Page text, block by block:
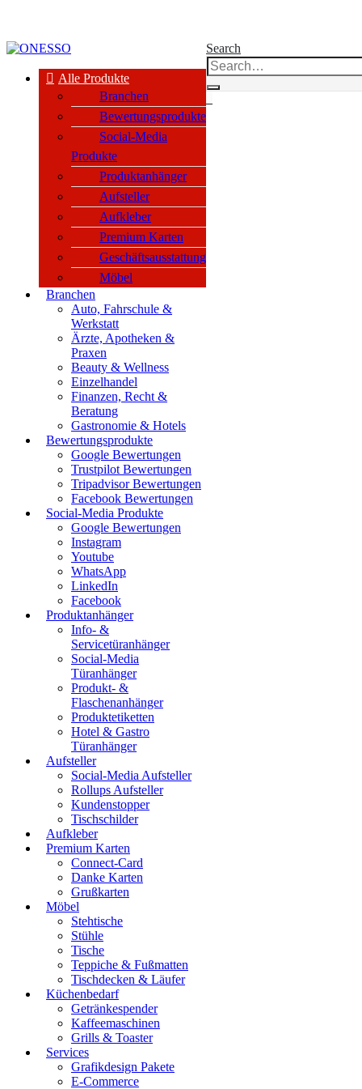
Alle Produkte
Branchen
Bewertungsprodukte
Social-Media
Produkte
Produktanhänger
Aufsteller
Aufkleber
Premium Karten
Geschäftsausstattung
Möbel
Branchen
Auto, Fahrschule &
Werkstatt
Ärzte, Apotheken &
Praxen
Beauty & Wellness
Einzelhandel
Finanzen, Recht &
Beratung
Gastronomie & Hotels
Bewertungsprodukte
Google Bewertungen
Trustpilot Bewertungen
Tripadvisor Bewertungen
Facebook Bewertungen
Social-Media Produkte
Google Bewertungen
Instagram
Youtube
WhatsApp
LinkedIn
Facebook
Produktanhänger
Info- &
Servicetüranhänger
Social-Media
Türanhänger
Produkt- &
Flaschenanhänger
Produktetiketten
Hotel & Gastro
Türanhänger
Aufsteller
Social-Media Aufsteller
Rollups Aufsteller
Kundenstopper
Tischschilder
Aufkleber
Premium Karten
Connect-Card
Danke Karten
Grußkarten
Möbel
Stehtische
Stühle
Tische
Teppiche & Fußmatten
Tischdecken & Läufer
Küchenbedarf
Getränkespender
Kaffeemaschinen
Grills & Toaster
Services
Grafikdesign Pakete
E-Commerce
Search